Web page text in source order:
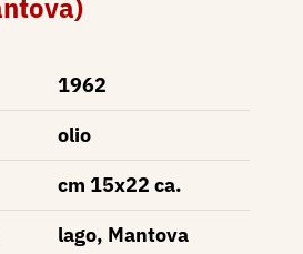
1962
olio
cm 15x22 ca.
lago, Mantova